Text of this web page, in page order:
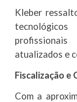
Kleber
atualizados e
Fiscalização e
Com a